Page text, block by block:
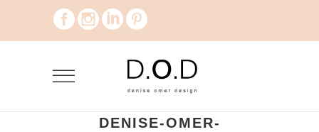
DENISE-OMER-